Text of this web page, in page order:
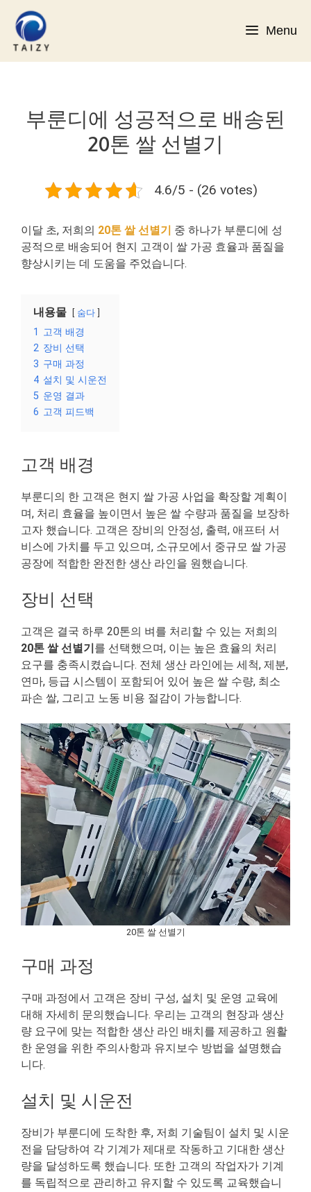
Menu
부룬디에 성공적으로 배송된
20톤 쌀 선별기
4.6/5 - (26 votes)
이달 초, 저희의 20톤 쌀 선별기 중 하나가 부룬디에 성
공적으로 배송되어 현지 고객이 쌀 가공 효율과 품질을
향상시키는 데 도움을 주었습니다.
내용물 숨다
1 고객 배경
2 장비 선택
3 구매 과정
4 설치 및 시운전
5 운영 결과
6 고객 피드백
고객 배경
부룬디의 한 고객은 현지 쌀 가공 사업을 확장할 계획이
며, 처리 효율을 높이면서 높은 쌀 수량과 품질을 보장하
고자 했습니다. 고객은 장비의 안정성, 출력, 애프터 서
비스에 가치를 두고 있으며, 소규모에서 중규모 쌀 가공
공장에 적합한 완전한 생산 라인을 원했습니다.
장비 선택
고객은 결국 하루 20톤의 벼를 처리할 수 있는 저희의
20톤 쌀 선별기 를 선택했으며, 이는 높은 효율의 처리
요구를 충족시켰습니다. 전체 생산 라인에는 세척, 제분,
연마, 등급 시스템이 포함되어 있어 높은 쌀 수량, 최소
파손 쌀, 그리고 노동 비용 절감이 가능합니다.
20톤 쌀 선별기
구매 과정
구매 과정에서 고객은 장비 구성, 설치 및 운영 교육에
대해 자세히 문의했습니다. 우리는 고객의 현장과 생산
량 요구에 맞는 적합한 생산 라인 배치를 제공하고 원활
한 운영을 위한 주의사항과 유지보수 방법을 설명했습
니다.
설치 및 시운전
장비가 부룬디에 도착한 후, 저희 기술팀이 설치 및 시운
전을 담당하여 각 기계가 제대로 작동하고 기대한 생산
량을 달성하도록 했습니다. 또한 고객의 작업자가 기계
를 독립적으로 관리하고 유지할 수 있도록 교육했습니